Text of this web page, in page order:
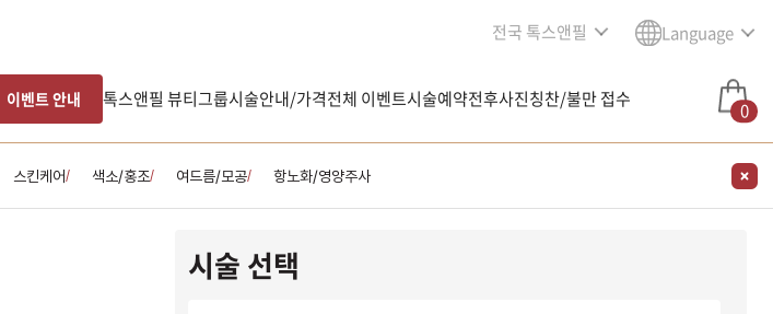
전국 톡스앤필 Language
이벤트 안내 톡스앤필 뷰티그룹시술안내/가격전체 이벤트시술예약전후사진칭찬/불만 접수 0
스킨케어/ 색소/홍조/ 여드름/모공/ 항노화/영양주사
시술 선택